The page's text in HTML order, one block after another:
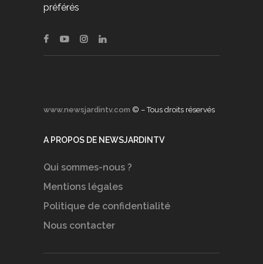
préférés
www.newsjardintv.com © – Tous droits réservés
A PROPOS DE NEWSJARDINTV
Qui sommes-nous ?
Mentions légales
Politique de confidentialité
Nous contacter